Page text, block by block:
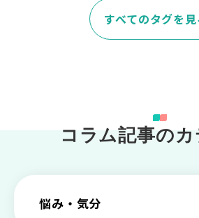
すべてのタグを見
コラム記事のカ
悩み・気分